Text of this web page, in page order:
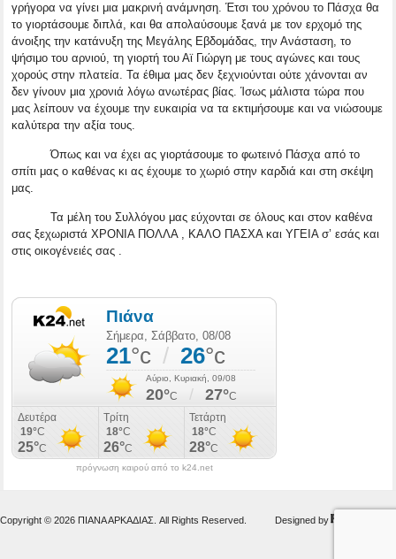
γρήγορα να γίνει μια μακρινή ανάμνηση. Έτσι του χρόνου το Πάσχα θα
το γιορτάσουμε διπλά, και θα απολαύσουμε ξανά με τον ερχομό της
άνοιξης την κατάνυξη της Μεγάλης Εβδομάδας, την Ανάσταση, το
ψήσιμο του αρνιού, τη γιορτή του Αϊ Γιώργη με τους αγώνες και τους
χορούς στην πλατεία. Τα έθιμα μας δεν ξεχνιούνται ούτε χάνονται αν
δεν γίνουν μια χρονιά λόγω ανωτέρας βίας. Ίσως μάλιστα τώρα που
μας λείπουν να έχουμε την ευκαιρία να τα εκτιμήσουμε και να νιώσουμε
καλύτερα την αξία τους.
Όπως και να έχει ας γιορτάσουμε το φωτεινό Πάσχα από το
σπίτι μας ο καθένας κι ας έχουμε το χωριό στην καρδιά και στη σκέψη
μας.
Τα μέλη του Συλλόγου μας εύχονται σε όλους και στον καθένα
σας ξεχωριστά ΧΡΟΝΙΑ ΠΟΛΛΑ , ΚΑΛΟ ΠΑΣΧΑ και ΥΓΕΙΑ σ’ εσάς και
στις οικογένειές σας .
πρόγνωση καιρού από το k24.net
Copyright © 2026 ΠΙΑΝΑ ΑΡΚΑΔΙΑΣ. All Rights Reserved. Designed by